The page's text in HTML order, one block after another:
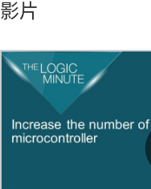
影片